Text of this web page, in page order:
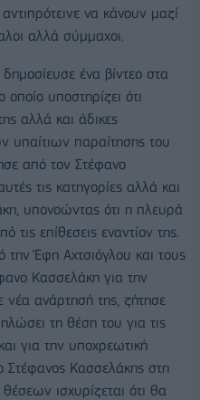
να κάνουν μαζί
αλλά σύμμαχοι.
ένα βίντεο στα
υποστηρίζει ότι
αλλά και άδικες
υπαίτιων παραίτησης του
από τον Στέφανο
τις κατηγορίες αλλά και
υπονοώντας ότι η πλευρά
επίθεσεις εναντίον της.
την Έφη Αχτσιόγλου και τους
Κασσελάκη για την
νέα ανάρτησή της, ζήτησε
τη θέση του για τις
για την υποχρεωτική
Στέφανος Κασσελάκης στη
ισχυρίζεται ότι θα